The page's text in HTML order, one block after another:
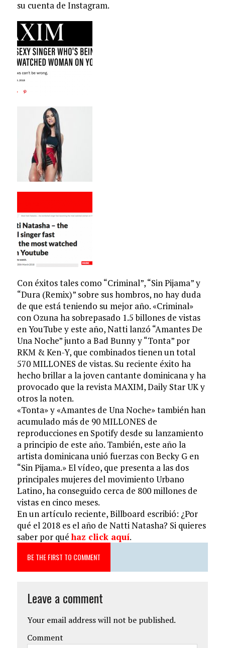
su cuenta de Instagram.
Con éxitos tales como “Criminal”,“Sin Pijama”y
“Dura (Remix)” sobre sus hombros, no hay duda
de que está teniendo su mejor año.«Criminal»
con Ozuna ha sobrepasado 1.5 billones de vistas
en YouTube y este año, Natti lanzó “Amantes De
Una Noche” junto a Bad Bunny y “Tonta” por
RKM & Ken-Y, que combinados tienen un total
570 MILLONES de vistas. Su reciente éxito ha
hecho brillar a la joven cantante dominicana y ha
provocado que la revista MAXIM, Daily Star UK y
otros la noten.
«Tonta» y «Amantes de Una Noche» también han
acumulado más de 90 MILLONES de
reproduccionesen Spotify desde su lanzamiento
a principio de este año. También, este año la
artista dominicana unió fuerzas con Becky G en
“Sin Pijama.» El vídeo, que presenta a las dos
principales mujeres del movimiento Urbano
Latino, ha conseguido cerca de 800 millones de
vistas en cinco meses.
En un artículo reciente, Billboard escribió: ¿Por
qué el 2018 es el año de Natti Natasha? Si quieres
saber por quéhaz click aquí.
BE THE FIRST TO COMMENT
Leave a comment
Your email address will not be published.
Comment